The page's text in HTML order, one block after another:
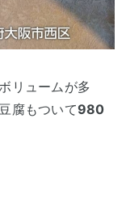
リュームが多
腐もついて980